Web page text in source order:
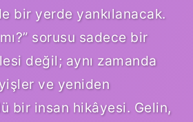
bir yerde yankılanacak.
sorusu sadece bir
değil; aynı zamanda
ve yeniden
bir insan hikâyesi. Gelin,